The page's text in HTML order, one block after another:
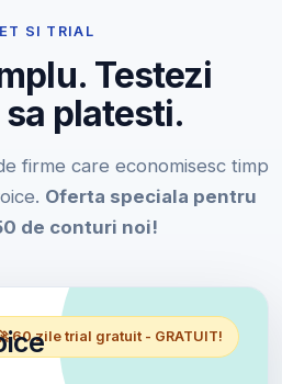
SI TRIAL
Testezi
platesti.
firme care economisesc timp
Oferta speciala pentru
de conturi noi!
60 zile trial gratuit - GRATUIT!